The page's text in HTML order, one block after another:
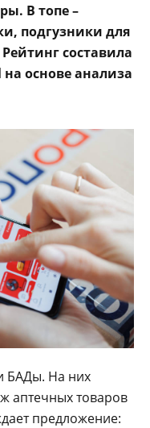
В топе –
подгузники для
составила
основе анализа
БАДы. На них
аптечных товаров
предложение: